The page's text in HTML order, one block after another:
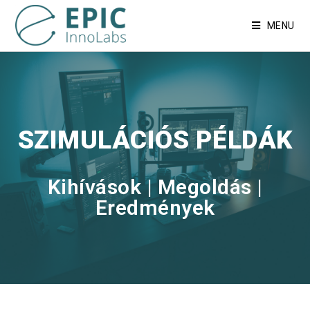
MENU
SZIMULÁCIÓS PÉLDÁK
Kihívások | Megoldás |
Eredmények